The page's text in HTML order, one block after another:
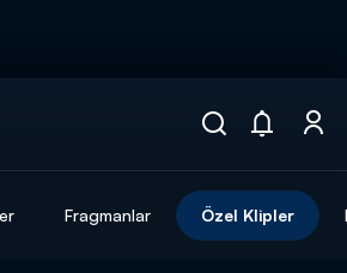
Fragmanlar Özel Klipler